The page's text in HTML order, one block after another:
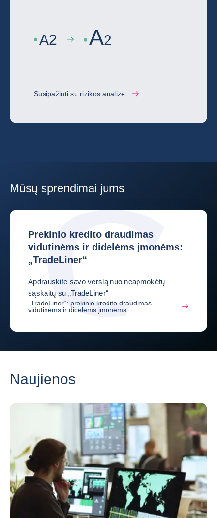
A2 A2
Susipažinti su rizikos analize
Mūsų sprendimai jums
Prekinio kredito draudimas
vidutinėms ir didelėms įmonėms:
„TradeLiner“
Apdrauskite savo verslą nuo neapmokėtų
sąskaitų su „TradeLiner“
„TradeLiner“: prekinio kredito draudimas
vidutinėms ir didelėms įmonėms
Naujienos